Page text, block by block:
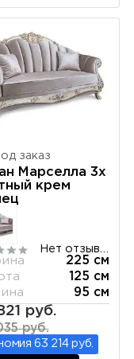
заказ
Марселла 3х
крем
225 см
125 см
95 см
руб.
руб.
63 214 руб.